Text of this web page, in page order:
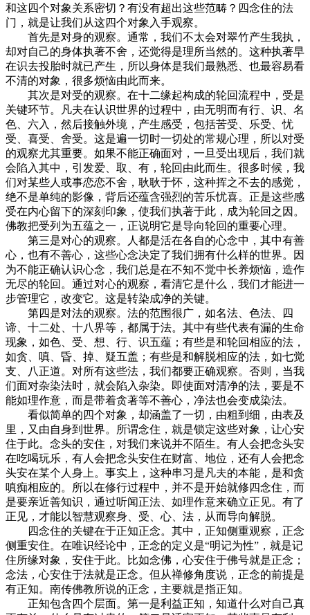
和这四个对象关系密切？有没有超出这些范畴？四念住的法
门，就是让我们从这四个对象入手观察。
首先是对身的观察。通常，我们不太会对翠竹产生我执，
却对自己的身体执著不舍，还觉得是理所当然的。这种执著早
在识去投胎时就已产生，所以身体是我们最熟悉、也最容易看
不清的对象，很多烦恼由此而来。
其次是对受的观察。在十二缘起构成的轮回流程中，受是
关键环节。凡夫在认识世界的过程中，由无明而有行、识、名
色、六入，然后接触外境，产生感受，包括苦受、乐受、忧
受、喜受、舍受。这是遍一切时一切处的常规心理，所以对受
的观察尤其重要。如果不能正确面对，一旦受出现后，我们就
会陷入其中，引发爱、取、有，轮回由此而生。很多时候，我
们对某些人或事恋恋不舍，耿耿于怀，这种挥之不去的感觉，
绝不是单纯的影像，背后还蕴含强烈的苦乐忧喜。正是这些感
受在内心留下的深刻印象，使我们执著于此，成为轮回之因。
佛教把受列为五蕴之一，正说明它是导向轮回的重要心理。
第三是对心的观察。人都是活在各自的心念中，其中有善
心，也有不善心，这些心念决定了我们拥有什么样的世界。因
为不能正确认识心念，我们总是在不知不觉中长养烦恼，造作
无尽的轮回。通过对心的观察，看清它是什么，我们才能进一
步管理它，改变它。这是转染成净的关键。
第四是对法的观察。法的范围很广，如名法、色法、四
谛、十二处、十八界等，都属于法。其中有些代表有漏的生命
现象，如色、受、想、行、识五蕴；有些是和轮回相应的法，
如贪、嗔、昏、掉、疑五盖；有些是和解脱相应的法，如七觉
支、八正道。对所有这些法，我们都要正确观察。否则，当我
们面对杂染法时，就会陷入杂染。即使面对清净的法，要是不
能如理作意，而是带着贪著等不善心，净法也会变成染法。
看似简单的四个对象，却涵盖了一切，由粗到细，由表及
里，又由自身到世界。所谓念住，就是锁定这些对象，让心安
住于此。念头的安住，对我们来说并不陌生。有人会把念头安
在吃喝玩乐，有人会把念头安住在财富、地位，还有人会把念
头安在某个人身上。事实上，这种串习是凡夫的本能，是和贪
嗔痴相应的。所以在修行过程中，并不是开始就修四念住，而
是要亲近善知识，通过听闻正法、如理作意来确立正见。有了
正见，才能以智慧观察身、受、心、法，从而导向解脱。
四念住的关键在于正知正念。其中，正知侧重观察，正念
侧重安住。在唯识经论中，正念的定义是“明记为性”，就是记
住所缘对象，安住于此。比如念佛，心安住于佛号就是正念；
念法，心安住于法就是正念。但从禅修角度说，正念的前提是
有正知。南传佛教所说的正念，主要就是指正知。
正知包含四个层面。第一是利益正知，知道什么对自己真